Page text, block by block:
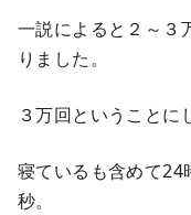
一説によると２～３
りました。
３万回ということに
寝ているも含めて24
秒。